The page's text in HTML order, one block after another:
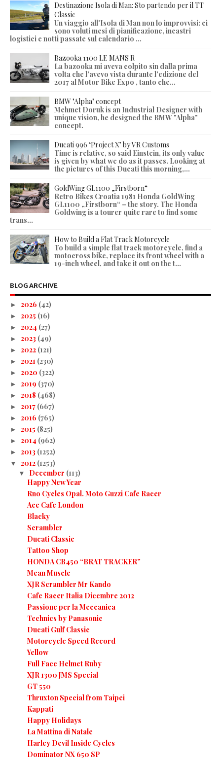
Destinazione Isola di Man: Sto partendo per il TT
Classic
Un viaggio all'Isola di Man non lo improvvisi: ci
sono voluti mesi di pianificazione, incastri
logistici e notti passate sul calendario ...
Bazooka 1100 LE MANS R
La bazooka mi aveva colpito sin dalla prima
volta che l'avevo vista durante l'edizione del
2017 al Motor Bike Expo , tanto che...
BMW "Alpha" concept
Mehmet Doruk is an Industrial Designer with
unique vision, he designed the BMW "Alpha"
concept.
Ducati 996 ‘Project X’ by VR Customs
Time is relative, so said Einstein, its only value
is given by what we do as it passes. Looking at
the pictures of this Ducati this morning,...
GoldWing GL1100 „Firstborn“
Retro Bikes Croatia 1981 Honda GoldWing
GL1100 „Firstborn“ – the story. The Honda
Goldwing is a tourer quite rare to find some
trans...
How to Build a Flat Track Motorcycle
To build a simple flat track motorcycle, find a
motocross bike, replace its front wheel with a
19-inch wheel, and take it out on the t...
BLOG ARCHIVE
► 2026 (42)
► 2025 (16)
► 2024 (27)
► 2023 (49)
► 2022 (121)
► 2021 (230)
► 2020 (322)
► 2019 (370)
► 2018 (468)
► 2017 (667)
► 2016 (765)
► 2015 (825)
► 2014 (962)
► 2013 (1252)
▼ 2012 (1253)
▼ December (113)
Happy New Year
Rno Cycles Opal. Moto Guzzi Cafe Racer
Ace Cafe London
Blacky
Scrambler
Ducati Classic
Tattoo Shop
HONDA CB450 “BRAT TRACKER”
Mean Muscle
XJR Scrambler Mr Kando
Cafe Racer Italia Dicembre 2012
Passione per la Meccanica
Technics by Panasonic
Ducati Gulf Classic
Motorcycle Speed Record
Yellow
Full Face Helmet Ruby
XJR 1300 JMS Special
GT 550
Thruxton Special from Taipei
Kappati
Happy Holidays
La Mattina di Natale
Harley Devil Inside Cycles
Dominator NX 650 SP